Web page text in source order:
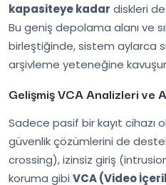
kapasiteye kadar diskleri
Bu geniş depolama alanı ve
birleştiğinde, sistem aylarca
arşivleme yeteneğine
Gelişmiş VCA Analizleri ve
Sadece pasif bir kayıt cihazı
güvenlik çözümlerini de
crossing), izinsiz giriş
koruma gibi VCA (Video